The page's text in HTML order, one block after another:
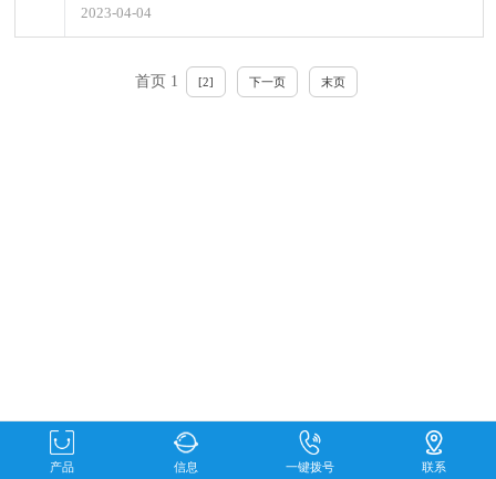
2023-04-04
首页 1 [2] 下一页 末页
产品 信息 一键拨号 联系